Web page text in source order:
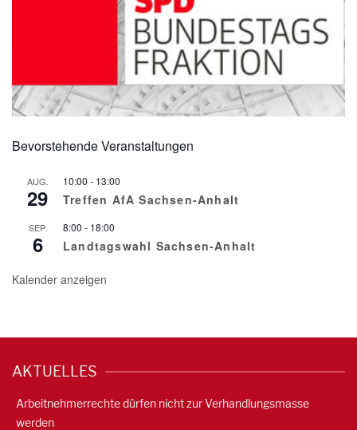
Bevorstehende Veranstaltungen
AUG.
29
10:00 - 13:00
Treffen AfA Sachsen-Anhalt
SEP.
6
8:00 - 18:00
Landtagswahl Sachsen-Anhalt
Kalender anzeigen
AKTUELLES
Arbeitnehmerrechte dürfen nicht zur Verhandlungsmasse
werden